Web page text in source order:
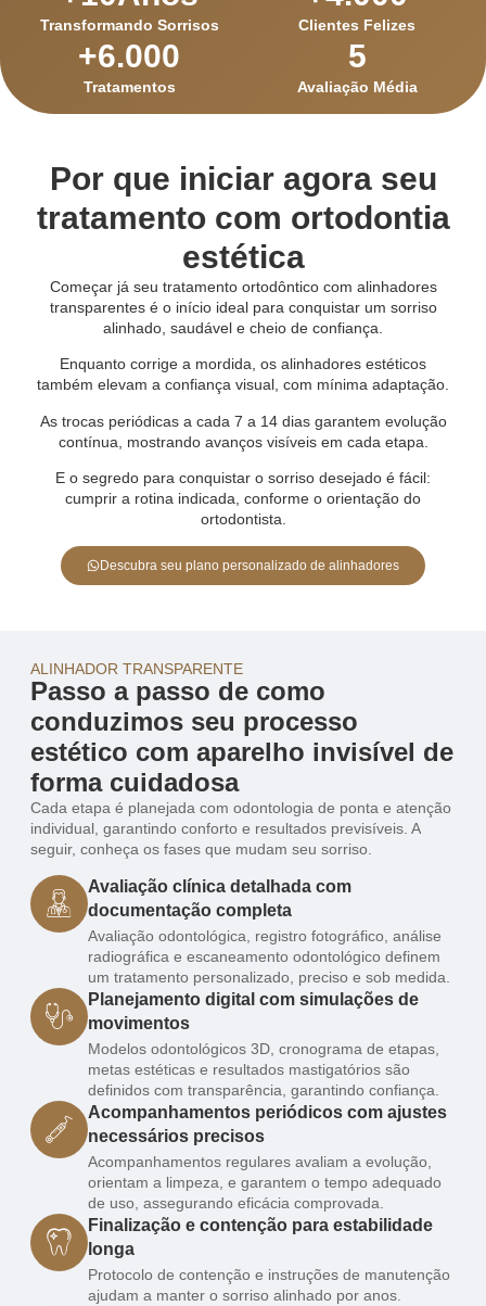
Transformando Sorrisos Clientes Felizes
Tratamentos
+6.000
Avaliação Média
5
Por que iniciar agora seu
tratamento com ortodontia
estética
Começar já seu tratamento ortodôntico com alinhadores
transparentes é o início ideal para conquistar um sorriso
alinhado, saudável e cheio de confiança.
Enquanto corrige a mordida, os alinhadores estéticos
também elevam a confiança visual, com mínima adaptação.
As trocas periódicas a cada 7 a 14 dias garantem evolução
contínua, mostrando avanços visíveis em cada etapa.
E o segredo para conquistar o sorriso desejado é fácil:
cumprir a rotina indicada, conforme o orientação do
ortodontista.
Descubra seu plano personalizado de alinhadores
ALINHADOR TRANSPARENTE
Passo a passo de como
conduzimos seu processo
estético com aparelho invisível de
forma cuidadosa
Cada etapa é planejada com odontologia de ponta e atenção
individual, garantindo conforto e resultados previsíveis. A
seguir, conheça os fases que mudam seu sorriso.
Avaliação clínica detalhada com
documentação completa
Avaliação odontológica, registro fotográfico, análise
radiográfica e escaneamento odontológico definem
um tratamento personalizado, preciso e sob medida.
Planejamento digital com simulações de
movimentos
Modelos odontológicos 3D, cronograma de etapas,
metas estéticas e resultados mastigatórios são
definidos com transparência, garantindo confiança.
Acompanhamentos periódicos com ajustes
necessários precisos
Acompanhamentos regulares avaliam a evolução,
orientam a limpeza, e garantem o tempo adequado
de uso, assegurando eficácia comprovada.
Finalização e contenção para estabilidade
longa
Protocolo de contenção e instruções de manutenção
ajudam a manter o sorriso alinhado por anos.